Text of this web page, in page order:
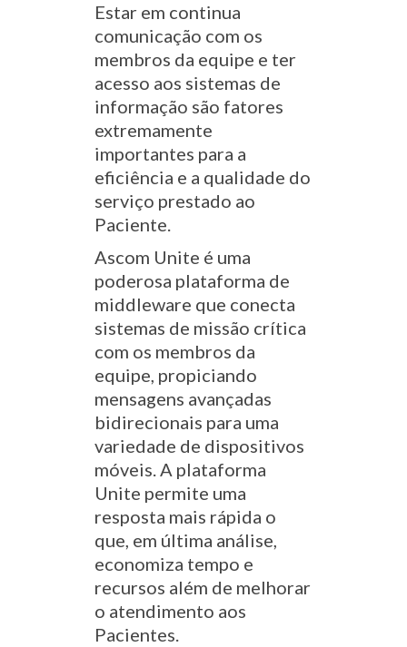
Estar em continua
comunicação com os
membros da equipe e ter
acesso aos sistemas de
informação são fatores
extremamente
importantes para a
eficiência e a qualidade do
serviço prestado ao
Paciente.
Ascom Unite é uma
poderosa plataforma de
middleware que conecta
sistemas de missão crítica
com os membros da
equipe, propiciando
mensagens avançadas
bidirecionais para uma
variedade de dispositivos
móveis. A plataforma
Unite permite uma
resposta mais rápida o
que, em última análise,
economiza tempo e
recursos além de melhorar
o atendimento aos
Pacientes.